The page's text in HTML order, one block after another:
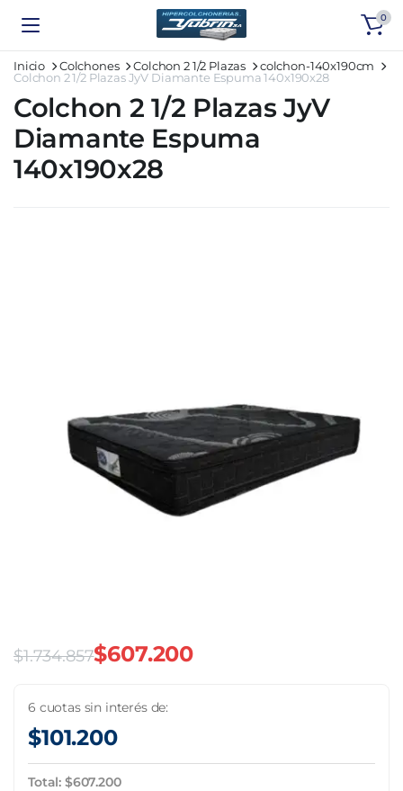
0
Inicio Colchones Colchon 2 1/2 Plazas
colchon-140x190cm
Colchon 2 1/2 Plazas JyV Diamante Espuma 140x190x28
Colchon 2 1/2 Plazas JyV
Diamante Espuma
140x190x28
$1.734.857
precio
original
era:
$607.200
precio
actual
es:
6 cuotas sin interés de:
$101.200
Total: $607.200